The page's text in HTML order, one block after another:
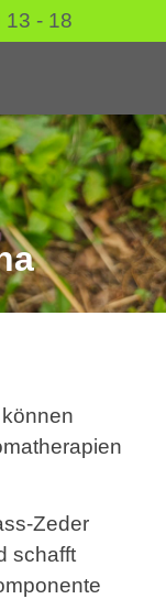
13 - 18
Zeder
schafft